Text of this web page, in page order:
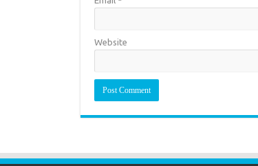
Website